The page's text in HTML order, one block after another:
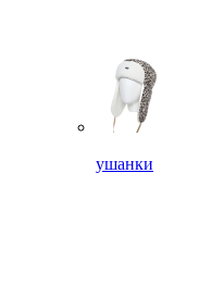
ушанки